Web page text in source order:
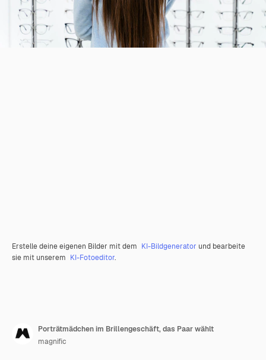
Erstelle deine eigenen Bilder mit dem KI-Bildgenerator und bearbeite
sie mit unserem KI-Fotoeditor.
Porträtmädchen im Brillengeschäft, das Paar wählt
magnific